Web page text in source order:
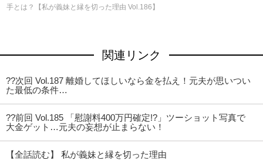
手とは？【私が義妹と縁を切った理由 Vol.186】
関連リンク
??次回 Vol.187 離婚してほしいなら金を払え！元夫が思いつい
た最低の条件…
??前回 Vol.185 「慰謝料400万円確定!?」ツーショット写真で
大金ゲット…元夫の妄想が止まらない！
【全話読む】 私が義妹と縁を切った理由